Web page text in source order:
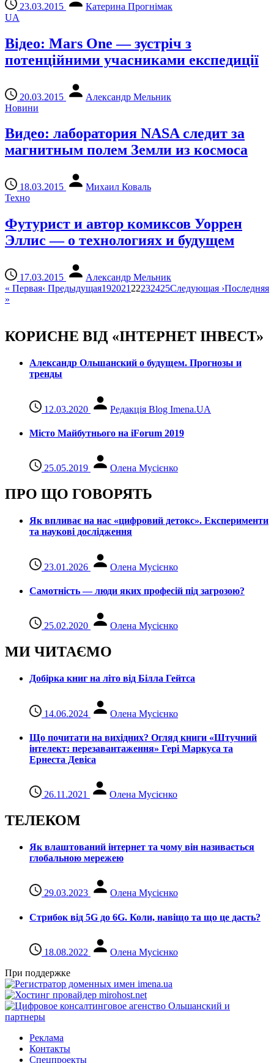
23.03.2015
Катерина Прогнімак
UA
Відео: Mars One — зустріч з
потенційними учасниками експедиції
20.03.2015
Александр Мельник
Новини
Видео: лаборатория NASA следит за
магнитным полем Земли из космоса
18.03.2015
Михаил Коваль
Техно
Футурист и автор комиксов Уоррен
Эллис — о технологиях и будущем
17.03.2015
Александр Мельник
« Первая‹ Предыдущая192021 22232425Следующая ›Последняя
»
КОРИСНЕ ВІД «ІНТЕРНЕТ ІНВЕСТ»
Александр Ольшанский о будущем. Прогнозы и
тренды
12.03.2020 Редакція Blog Imena.UA
Місто Майбутнього на iForum 2019
25.05.2019 Олена Мусієнко
ПРО ЩО ГОВОРЯТЬ
Як впливає на нас «цифровий детокс». Експерименти
та наукові дослідження
23.01.2026 Олена Мусієнко
Самотність — люди яких професій під загрозою?
25.02.2020 Олена Мусієнко
МИ ЧИТАЄМО
Добірка книг на літо від Білла Гейтса
14.06.2024 Олена Мусієнко
Що почитати на вихідних? Огляд книги «Штучний
інтелект: перезавантаження» Гері Маркуса та
Ернеста Девіса
26.11.2021 Олена Мусієнко
ТЕЛЕКОМ
Як влаштований інтернет та чому він називається
глобальною мережею
29.03.2023 Олена Мусієнко
Стрибок від 5G до 6G. Коли, навіщо та що це даcть?
18.08.2022
Олена Мусієнко
При поддержке
Реклама
Контакты
Спецпроекты